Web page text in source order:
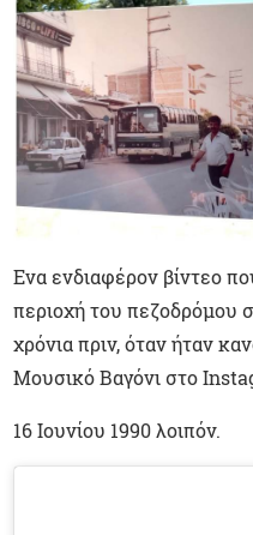
Ενα ενδιαφέρον βίντεο
περιοχή του πεζοδρόμου
χρόνια πριν, όταν ήταν
Μουσικό Βαγόνι στο
16 Ιουνίου 1990 λοιπόν.